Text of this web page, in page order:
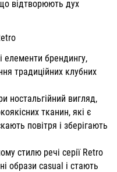
відтворюють дух
елементи брендингу,
традиційних клубних
ностальгійний вигляд,
тканин, які є
повітря і зберігають
стилю речі серії Retro
образи casual і стають